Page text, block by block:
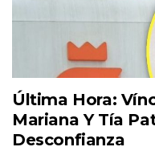
Última Hora:
Mariana Y Tía
Desconfianza